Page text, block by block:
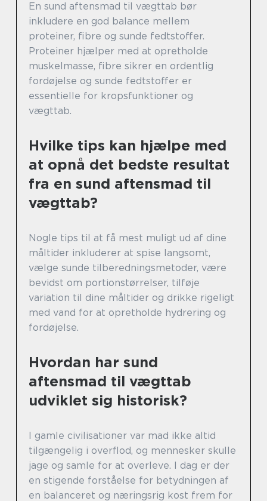
En sund aftensmad til vægttab bør
inkludere en god balance mellem
proteiner, fibre og sunde fedtstoffer.
Proteiner hjælper med at opretholde
muskelmasse, fibre sikrer en ordentlig
fordøjelse og sunde fedtstoffer er
essentielle for kropsfunktioner og
vægttab.
Hvilke tips kan hjælpe med
at opnå det bedste resultat
fra en sund aftensmad til
vægttab?
Nogle tips til at få mest muligt ud af dine
måltider inkluderer at spise langsomt,
vælge sunde tilberedningsmetoder, være
bevidst om portionstørrelser, tilføje
variation til dine måltider og drikke rigeligt
med vand for at opretholde hydrering og
fordøjelse.
Hvordan har sund
aftensmad til vægttab
udviklet sig historisk?
I gamle civilisationer var mad ikke altid
tilgængelig i overflod, og mennesker skulle
jage og samle for at overleve. I dag er der
en stigende forståelse for betydningen af
en balanceret og næringsrig kost frem for